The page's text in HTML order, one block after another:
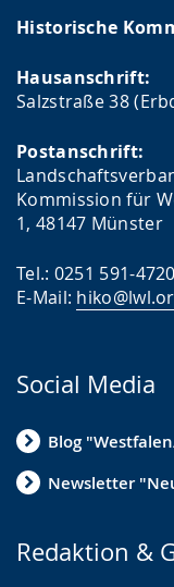
Historische
Hausanschrift:
Salzstraße 38
Postanschrift:
Kommission für
1, 48147 Münster
Tel.: 0251 591-4720
E-Mail:
Social Media
Blog
Newsletter
Redaktion &